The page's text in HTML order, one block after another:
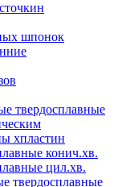
шпонок
твердосплавные
хпластин
конич.хв.
цил.хв.
твердосплавные